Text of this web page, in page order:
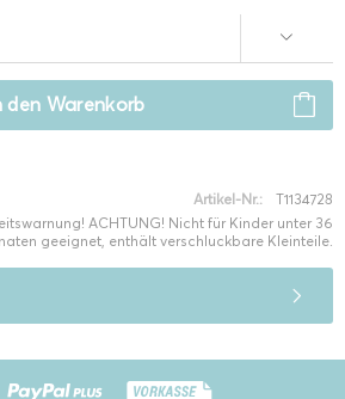
den Warenkorb
Artikel-Nr.:
T1134728
ACHTUNG! Nicht für Kinder unter 36
geeignet, enthält verschluckbare Kleinteile.